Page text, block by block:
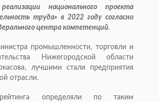
национального проекта
труда» в 2022 году согласно
центра компетенций.
промышленности, торговли и
Нижегородской области
лучшими стали предприятия
отрасли.
определяли по таким